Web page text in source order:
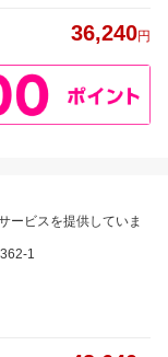
36,240円
ービスを提供していま
1